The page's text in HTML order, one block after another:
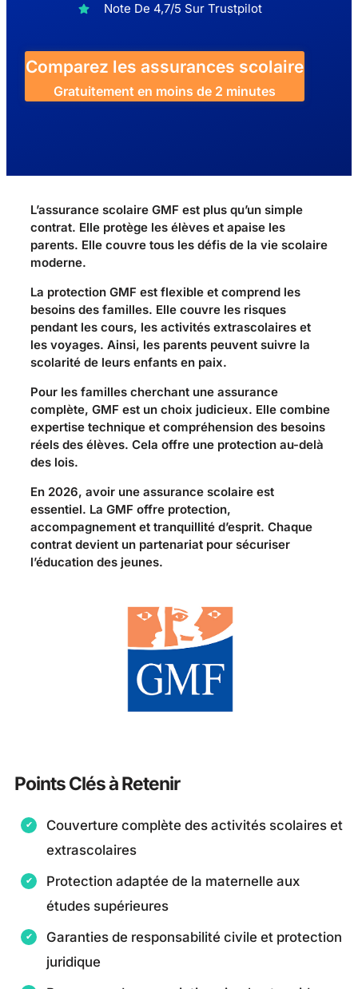
Note De 4,7/5 Sur Trustpilot
Comparez les assurances scolaire
Gratuitement en moins de 2 minutes
L’assurance scolaire GMF est plus qu’un simple
contrat. Elle protège les élèves et apaise les
parents. Elle couvre tous les défis de la vie scolaire
moderne.
La protection GMF est flexible et comprend les
besoins des familles. Elle couvre les risques
pendant les cours, les activités extrascolaires et
les voyages. Ainsi, les parents peuvent suivre la
scolarité de leurs enfants en paix.
Pour les familles cherchant une assurance
complète, GMF est un choix judicieux. Elle combine
expertise technique et compréhension des besoins
réels des élèves. Cela offre une protection au-delà
des lois.
En 2026, avoir une assurance scolaire est
essentiel. La GMF offre protection,
accompagnement et tranquillité d’esprit. Chaque
contrat devient un partenariat pour sécuriser
l’éducation des jeunes.
Points Clés à Retenir
Couverture complète des activités scolaires et
extrascolaires
Protection adaptée de la maternelle aux
études supérieures
Garanties de responsabilité civile et protection
juridique